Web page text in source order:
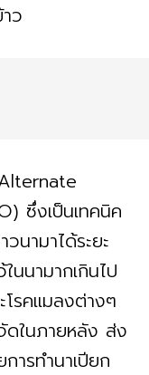
ว
ซึ่งเป็นเทคนิค
นามาได้ระยะ
นนามากเกินไป
โรคแมลงต่างๆ
ดในภายหลัง ส่ง
ารทำนาเปียก